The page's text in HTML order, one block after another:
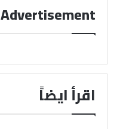
Advertisement
اقرأ ايضاً